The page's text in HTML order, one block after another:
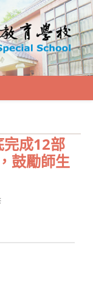
成12部
鼓勵師生